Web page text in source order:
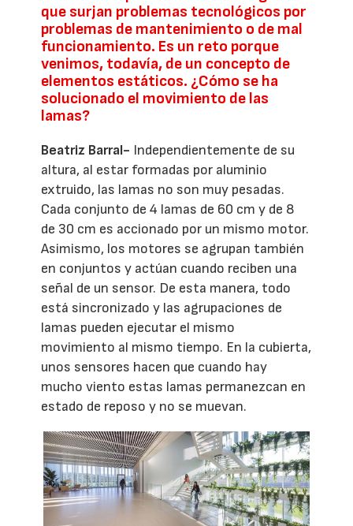
que surjan problemas tecnológicos por
problemas de mantenimiento o de mal
funcionamiento. Es un reto porque
venimos, todavía, de un concepto de
elementos estáticos. ¿Cómo se ha
solucionado el movimiento de las
lamas?
Beatriz Barral- Independientemente de su
altura, al estar formadas por aluminio
extruido, las lamas no son muy pesadas.
Cada conjunto de 4 lamas de 60 cm y de 8
de 30 cm es accionado por un mismo motor.
Asimismo, los motores se agrupan también
en conjuntos y actúan cuando reciben una
señal de un sensor. De esta manera, todo
está sincronizado y las agrupaciones de
lamas pueden ejecutar el mismo
movimiento al mismo tiempo. En la cubierta,
unos sensores hacen que cuando hay
mucho viento estas lamas permanezcan en
estado de reposo y no se muevan.